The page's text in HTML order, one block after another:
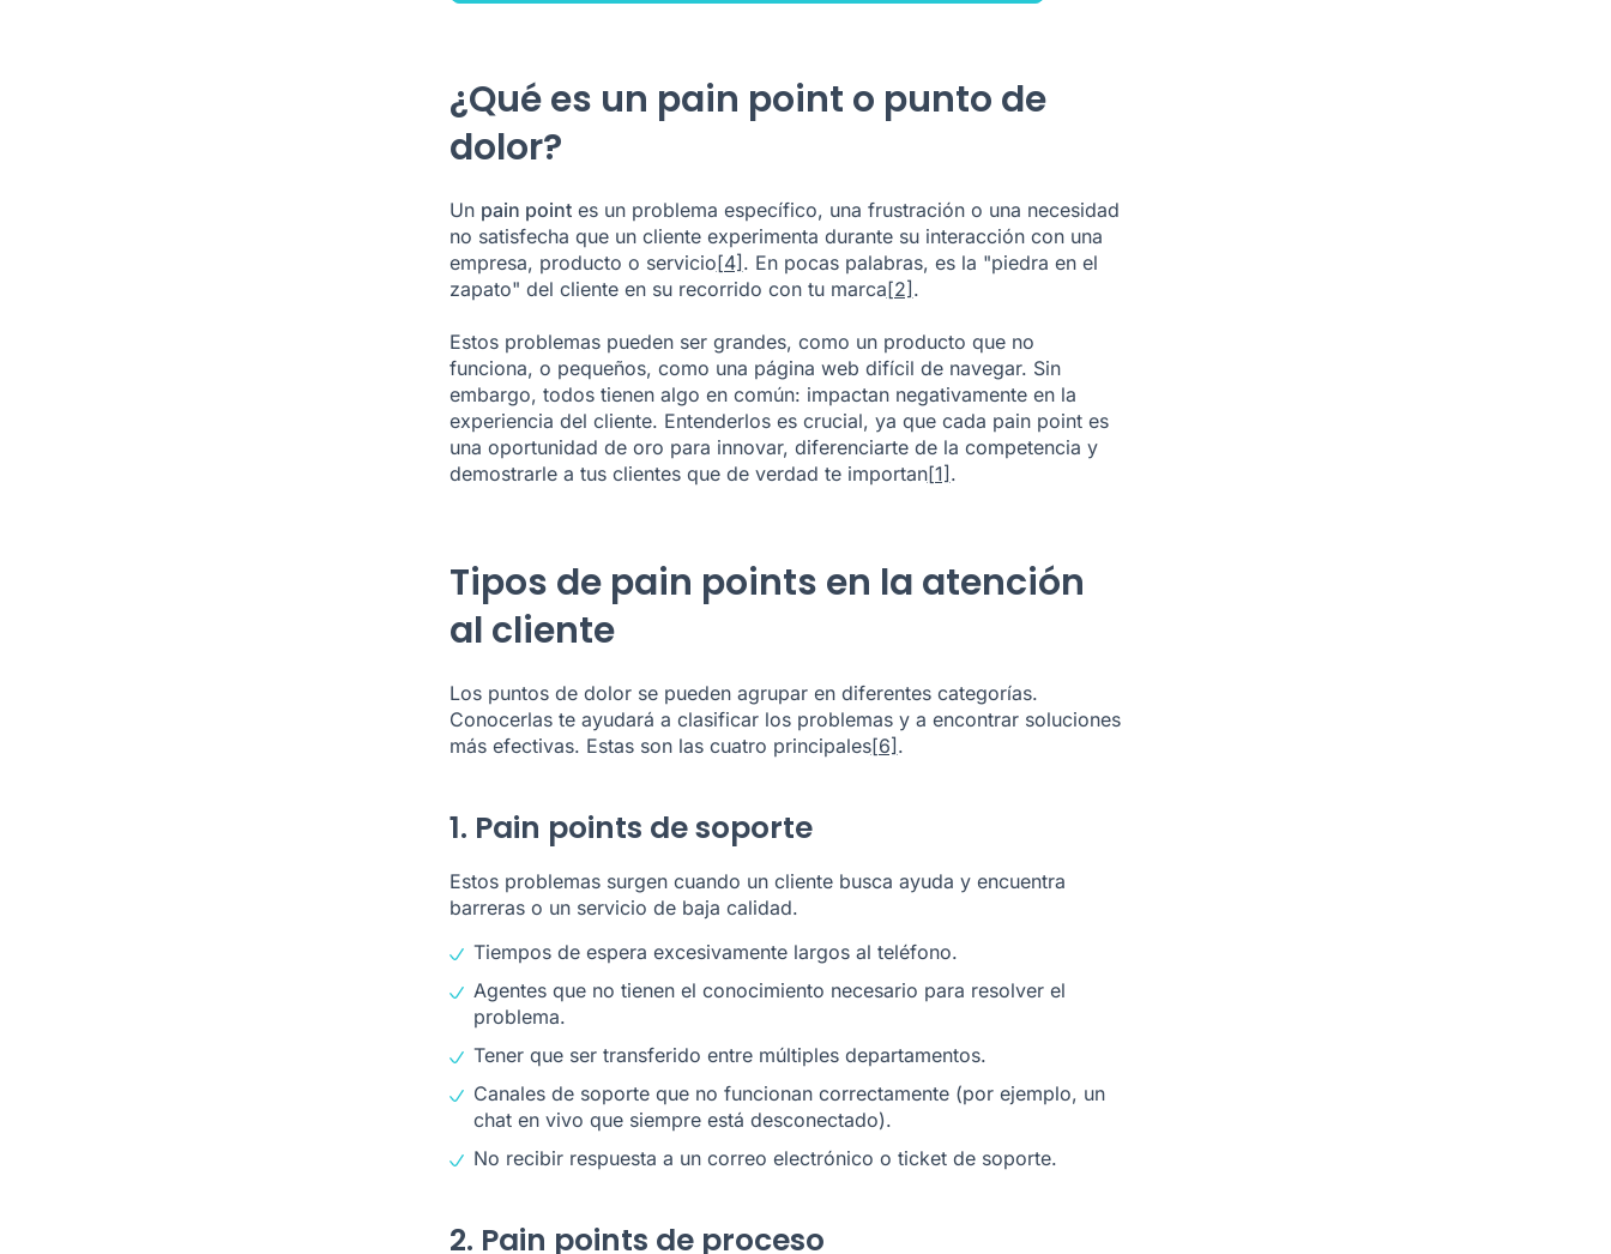
¿Qué es un pain point o punto de
dolor?
Un pain pointes un problema específico, una frustración o una necesidad
no satisfecha que un cliente experimenta durante su interacción con una
empresa, producto o servicio[4] . En pocas palabras, es la "piedra en el
zapato" del cliente en su recorrido con tu marca[2] .
Estos problemas pueden ser grandes, como un producto que no
funciona, o pequeños, como una página web difícil de navegar. Sin
embargo, todos tienen algo en común: impactan negativamente en la
experiencia del cliente. Entenderlos es crucial, ya que cada pain point es
una oportunidad de oro para innovar, diferenciarte de la competencia y
demostrarle a tus clientes que de verdad te importan[1] .
Tipos de pain points en la atención
al cliente
Los puntos de dolor se pueden agrupar en diferentes categorías.
Conocerlas te ayudará a clasificar los problemas y a encontrar soluciones
más efectivas. Estas son las cuatro principales[6] .
1. Pain points de soporte
Estos problemas surgen cuando un cliente busca ayuda y encuentra
barreras o un servicio de baja calidad.
Tiempos de espera excesivamente largos al teléfono.
Agentes que no tienen el conocimiento necesario para resolver el
problema.
Tener que ser transferido entre múltiples departamentos.
Canales de soporte que no funcionan correctamente (por ejemplo, un
chat en vivo que siempre está desconectado).
No recibir respuesta a un correo electrónico o ticket de soporte.
2. Pain points de proceso